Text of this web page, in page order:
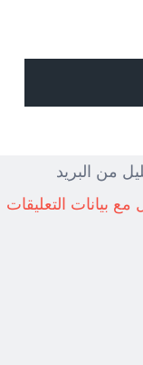
من البريد
بيانات التعليقات